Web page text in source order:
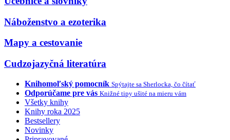
Náboženstvo a ezoterika
Mapy a cestovanie
Cudzojazyčná literatúra
Knihomoľský pomocník Spýtajte sa Sherlocka, čo čítať
Odporúčame pre vás Knižné tipy ušité na mieru vám
Všetky knihy
Knihy roka 2025
Bestsellery
Novinky